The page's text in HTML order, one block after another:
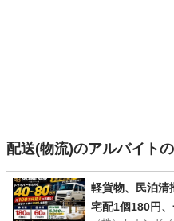
配送(物流)のアルバイト
軽貨物、民泊清
宅配1個180円